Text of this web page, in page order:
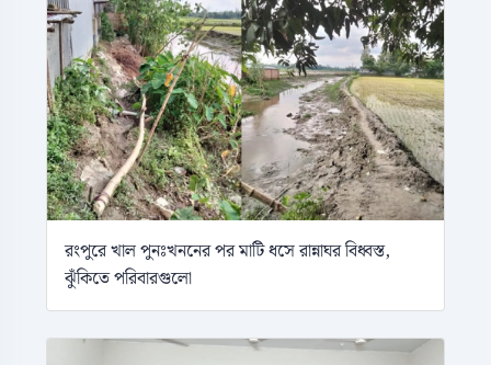
রংপুরে খাল পুনঃখননের পর মাটি ধসে রান্নাঘর বিধ্বস্ত,
ঝুঁকিতে পরিবারগুলো